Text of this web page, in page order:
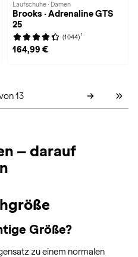
Laufschuhe · Damen
Brooks · Adrenaline GTS
25
(1044) 1
164,99 €
13
– darauf
Größe?
zu einem normalen